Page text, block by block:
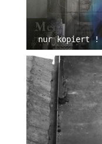
nur kopiert !